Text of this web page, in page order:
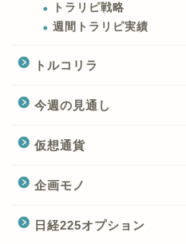
トラリピ戦略
週間トラリピ実績
トルコリラ
今週の見通し
仮想通貨
企画モノ
日経225オプション